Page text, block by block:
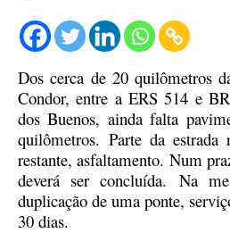
Dos cerca de 20 quilômetros
Condor, entre a ERS 514 e
dos Buenos, ainda falta
quilômetros. Parte da estrada
restante, asfaltamento. Num
deverá ser concluída. Na
duplicação de uma ponte,
30 dias.